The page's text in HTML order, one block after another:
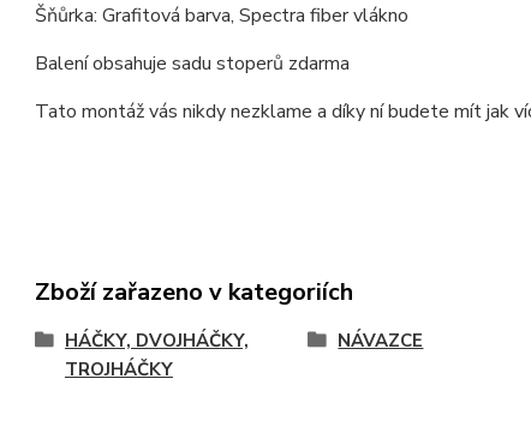
Šňůrka: Grafitová barva, Spectra fiber vlákno
Balení obsahuje sadu stoperů zdarma
Tato montáž vás nikdy nezklame a díky ní budete mít jak
Zboží zařazeno v kategoriích
HÁČKY, DVOJHÁČKY,
TROJHÁČKY
NÁVAZCE